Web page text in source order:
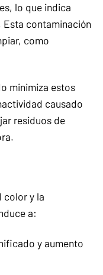
lo que indica
contaminación
como
minimiza estos
causado
residuos de
color y la
a:
y aumento